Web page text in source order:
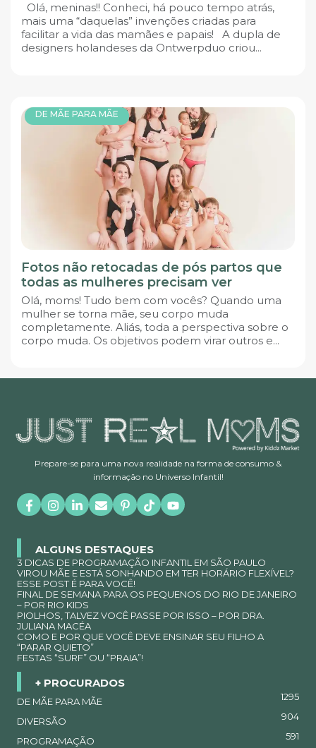
Olá, meninas!! Conheci, há pouco tempo atrás,
mais uma “daquelas” invenções criadas para
facilitar a vida das mamães e papais! A dupla de
designers holandeses da Ontwerpduo criou...
DE MÃE PARA MÃE
Fotos não retocadas de pós partos que
todas as mulheres precisam ver
Olá, moms! Tudo bem com vocês? Quando uma
mulher se torna mãe, seu corpo muda
completamente. Aliás, toda a perspectiva sobre o
corpo muda. Os objetivos podem virar outros e...
Prepare-se para uma nova realidade na forma de consumo &
informação no Universo Infantil!
ALGUNS DESTAQUES
3 DICAS DE PROGRAMAÇÃO INFANTIL EM SÃO PAULO
VIROU MÃE E ESTÁ SONHANDO EM TER HORÁRIO FLEXÍVEL?
ESSE POST É PARA VOCÊ!
FINAL DE SEMANA PARA OS PEQUENOS DO RIO DE JANEIRO
– POR RIO KIDS
PIOLHOS, TALVEZ VOCÊ PASSE POR ISSO – POR DRA.
JULIANA MACÉA
COMO E POR QUE VOCÊ DEVE ENSINAR SEU FILHO A
“PARAR QUIETO”
FESTAS “SURF” OU “PRAIA”!
+ PROCURADOS
DE MÃE PARA MÃE 1295
DIVERSÃO 904
PROGRAMAÇÃO 591